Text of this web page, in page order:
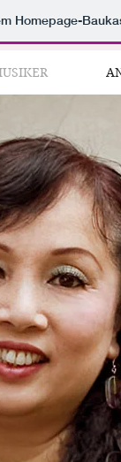
Homepage-
MUSIKER